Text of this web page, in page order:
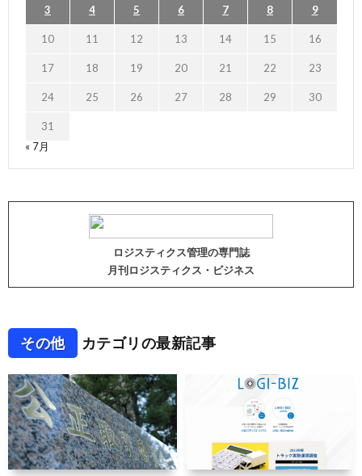
3 4 5 6 7 8 9
10 11 12 13 14 15 16
17 18 19 20 21 22 23
24 25 26 27 28 29 30
31
« 7月
ロジスティクス管理の専門誌
月刊ロジスティクス・ビジネス
その他 カテゴリの最新記事